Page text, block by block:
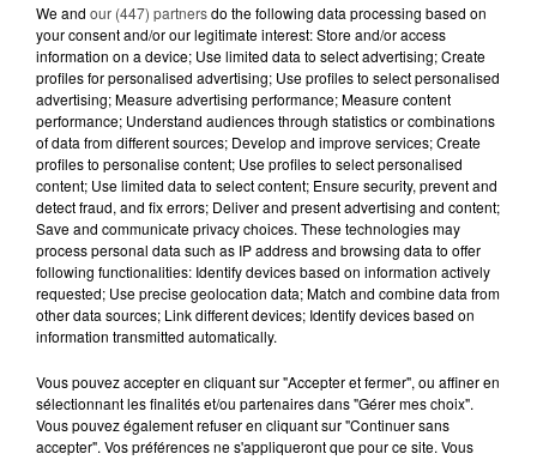
A LIRE AUSSI...
7 août 2026
PETIT-DÉJEUNER : EST-IL
VRAIMENT OBLIGATOIRE DE
MANGER LE MATIN ?
7 août 2026
WEEK-END ROUGE SUR LES
ROUTES : LE GRAND OUEST SE
PRÉPARE À UN...
6 août 2026
MÉGOTS ET FEUX DE FORÊT : LES
INDUSTRIELS DU TABAC BIENTÔT
TAXÉS...
We and our (447) partnersdo the following data processing based on
your consent and/or our legitimate interest: Store and/or access
information on a device; Use limited data to select advertising; Create
profiles for personalised advertising; Use profiles to select personalised
advertising; Measure advertising performance; Measure content
performance; Understand audiences through statistics or combinations
of data from different sources; Develop and improve services; Create
profiles to personalise content; Use profiles to select personalised
content; Use limited data to select content; Ensure security, prevent and
detect fraud, and fix errors; Deliver and present advertising and content;
Save and communicate privacy choices. These technologies may
process personal data such as IP address and browsing data to offer
following functionalities: Identify devices based on information actively
requested; Use precise geolocation data; Match and combine data from
other data sources; Link different devices; Identify devices based on
information transmitted automatically.
Vous pouvez accepter en cliquant sur "Accepter et fermer", ou affiner en
sélectionnant les finalités et/ou partenaires dans "Gérer mes choix".
Vous pouvez également refuser en cliquant sur "Continuer sans
accepter". Vos préférences ne s'appliqueront que pour ce site. Vous